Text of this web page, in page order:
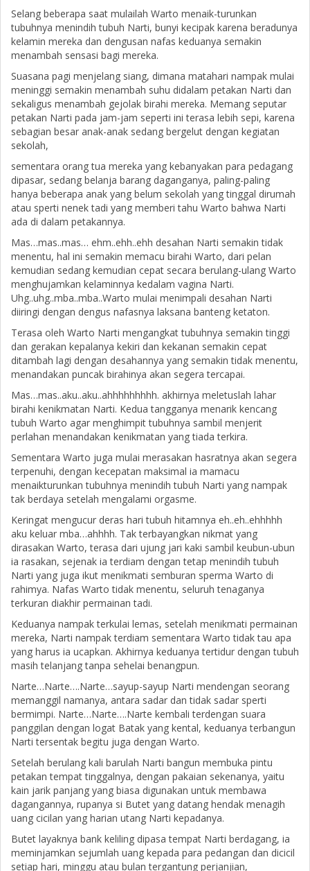
Selang beberapa saat mulailah Warto menaik-turunkan
tubuhnya menindih tubuh Narti, bunyi kecipak karena beradunya
kelamin mereka dan dengusan nafas keduanya semakin
menambah sensasi bagi mereka.
Suasana pagi menjelang siang, dimana matahari nampak mulai
meninggi semakin menambah suhu didalam petakan Narti dan
sekaligus menambah gejolak birahi mereka. Memang seputar
petakan Narti pada jam-jam seperti ini terasa lebih sepi, karena
sebagian besar anak-anak sedang bergelut dengan kegiatan
sekolah,
sementara orang tua mereka yang kebanyakan para pedagang
dipasar, sedang belanja barang daganganya, paling-paling
hanya beberapa anak yang belum sekolah yang tinggal dirumah
atau sperti nenek tadi yang memberi tahu Warto bahwa Narti
ada di dalam petakannya.
Mas…mas..mas… ehm..ehh..ehh desahan Narti semakin tidak
menentu, hal ini semakin memacu birahi Warto, dari pelan
kemudian sedang kemudian cepat secara berulang-ulang Warto
menghujamkan kelaminnya kedalam vagina Narti.
Uhg..uhg..mba..mba..Warto mulai menimpali desahan Narti
diiringi dengan dengus nafasnya laksana banteng ketaton.
Terasa oleh Warto Narti mengangkat tubuhnya semakin tinggi
dan gerakan kepalanya kekiri dan kekanan semakin cepat
ditambah lagi dengan desahannya yang semakin tidak menentu,
menandakan puncak birahinya akan segera tercapai.
Mas…mas..aku..aku..ahhhhhhhhh. akhirnya meletuslah lahar
birahi kenikmatan Narti. Kedua tangganya menarik kencang
tubuh Warto agar menghimpit tubuhnya sambil menjerit
perlahan menandakan kenikmatan yang tiada terkira.
Sementara Warto juga mulai merasakan hasratnya akan segera
terpenuhi, dengan kecepatan maksimal ia mamacu
menaikturunkan tubuhnya menindih tubuh Narti yang nampak
tak berdaya setelah mengalami orgasme.
Keringat mengucur deras hari tubuh hitamnya eh..eh..ehhhhh
aku keluar mba…ahhhh. Tak terbayangkan nikmat yang
dirasakan Warto, terasa dari ujung jari kaki sambil keubun-ubun
ia rasakan, sejenak ia terdiam dengan tetap menindih tubuh
Narti yang juga ikut menikmati semburan sperma Warto di
rahimya. Nafas Warto tidak menentu, seluruh tenaganya
terkuran diakhir permainan tadi.
Keduanya nampak terkulai lemas, setelah menikmati permainan
mereka, Narti nampak terdiam sementara Warto tidak tau apa
yang harus ia ucapkan. Akhirnya keduanya tertidur dengan tubuh
masih telanjang tanpa sehelai benangpun.
Narte…Narte….Narte…sayup-sayup Narti mendengan seorang
memanggil namanya, antara sadar dan tidak sadar sperti
bermimpi. Narte…Narte….Narte kembali terdengan suara
panggilan dengan logat Batak yang kental, keduanya terbangun
Narti tersentak begitu juga dengan Warto.
Setelah berulang kali barulah Narti bangun membuka pintu
petakan tempat tinggalnya, dengan pakaian sekenanya, yaitu
kain jarik panjang yang biasa digunakan untuk membawa
dagangannya, rupanya si Butet yang datang hendak menagih
uang cicilan yang harian utang Narti kepadanya.
Butet layaknya bank keliling dipasa tempat Narti berdagang, ia
meminjamkan sejumlah uang kepada para pedangan dan dicicil
setiap hari, minggu atau bulan tergantung perjanjian,